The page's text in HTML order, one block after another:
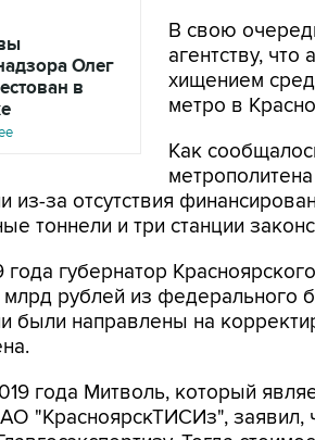
Олег
в
В свою
агентству,
хищением
метро в
Как
из-за отсутствия
тоннели и три станции
года губернатор
рублей из федерального
были направлены на
года Митволь, который
"КрасноярскТИСИз", заявил,